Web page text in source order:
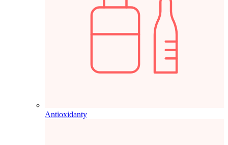
Antioxidanty